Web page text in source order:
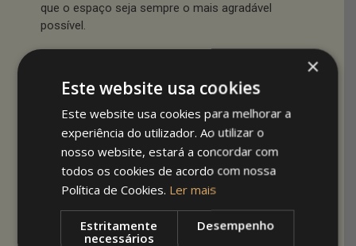
que o espaço seja sempre o mais agradável
possível.
tornar a esplanada aquecida, para o Verão a
solução requer a criação de um ambiente
sombreado e protegido do vento que por vezes
sopra. Foi por isso que o Camarro Lounge
contratou os serviços da Arquitetoldos.
Começamos por elevar a esplanada com uma
e deck composito para o chão. Na lateral da
esplanada foram colocadas Guardas de Vidro e
×
Este website usa cookies
Este website usa cookies para melhorar a
experiência do utilizador. Ao utilizar o
nosso website, estará a concordar com
todos os cookies de acordo com nossa
Política de Cookies. Ler mais
Estritamente
necessários
Desempenho